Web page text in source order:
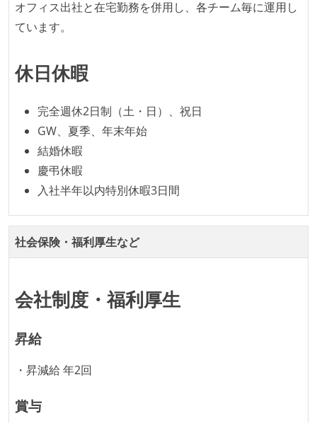
メンバーの多様性
開発メンバーの新卒採用を実施している
イベントへの業務参加やチケット負担など、会社とし
て、大規模カンファレンスへの参加を支援する制度が
ある
入社時には、各自希望のスペックの PC やディスプレ
イが支給される
ストックオプションまたは自社株購入支援制度がある
選考プロセス
職業安定法に対応する記載事項
主な休暇：年末年始、夏季、慶弔休暇など
休憩時間：1時間
給与形態：月給制
オフィス出社と在宅勤務を併用し、各チーム毎に運用し
ています。
休日休暇
完全週休2日制（土・日）、祝日
GW、夏季、年末年始
結婚休暇
慶弔休暇
入社半年以内特別休暇3日間
社会保険・福利厚生など
会社制度・福利厚生
昇給
・昇減給 年2回
賞与